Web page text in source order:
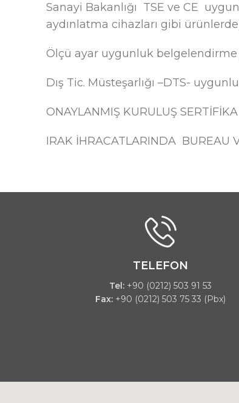
Sanayi Bakanlığı TSE ve CE
aydınlatma cihazları gibi
Ölçü ayar uygunluk
Dış Tic. Müsteşarlığı –DTS-
ONAYLANMIŞ KURULUŞ
IRAK İHRACATLARINDA BUREAU
TELEFON
Tel: +90 (0212) 503 91 53
Fax: +90 (0212) 503 75 33 (Pbx)